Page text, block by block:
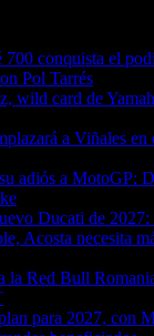
700 conquista el
Pol Tarrés
wild card de
a Viñales en
adiós a MotoGP:
Ducati de 2027:
Acosta necesita
la Red Bull
para 2027, con